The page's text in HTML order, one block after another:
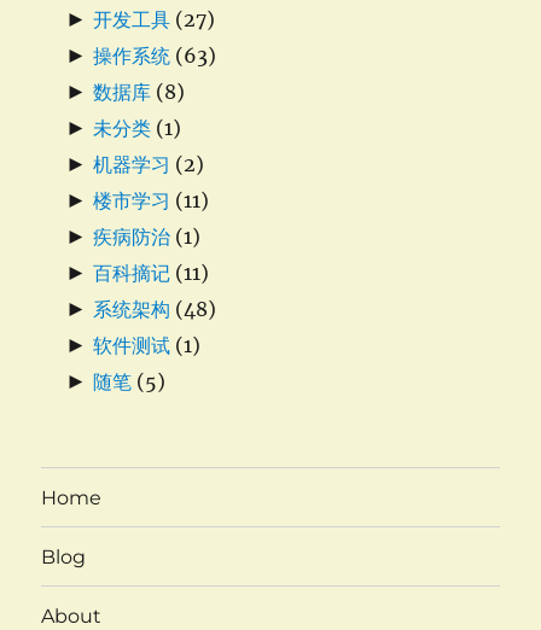
► 开发工具 (27)
► 操作系统 (63)
► 数据库 (8)
► 未分类 (1)
► 机器学习 (2)
► 楼市学习 (11)
► 疾病防治 (1)
► 百科摘记 (11)
► 系统架构 (48)
► 软件测试 (1)
► 随笔 (5)
Home
Blog
About